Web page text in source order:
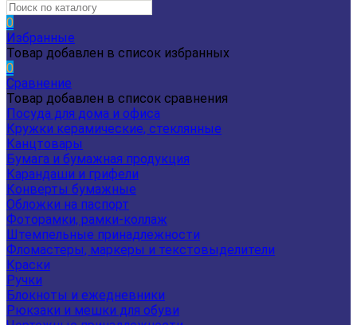
0
Избранные
Товар добавлен в список избранных
0
Сравнение
Товар добавлен в список сравнения
Посуда для дома и офиса
Кружки керамические, стеклянные
Канцтовары
Бумага и бумажная продукция
Карандаши и грифели
Конверты бумажные
Обложки на паспорт
Фоторамки, рамки-коллаж
Штемпельные принадлежности
Фломастеры, маркеры и текстовыделители
Краски
Ручки
Блокноты и ежедневники
Рюкзаки и мешки для обуви